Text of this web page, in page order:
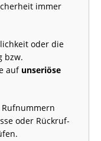
immer
oder die
bzw.
auf unseriöse
oder Rückruf-